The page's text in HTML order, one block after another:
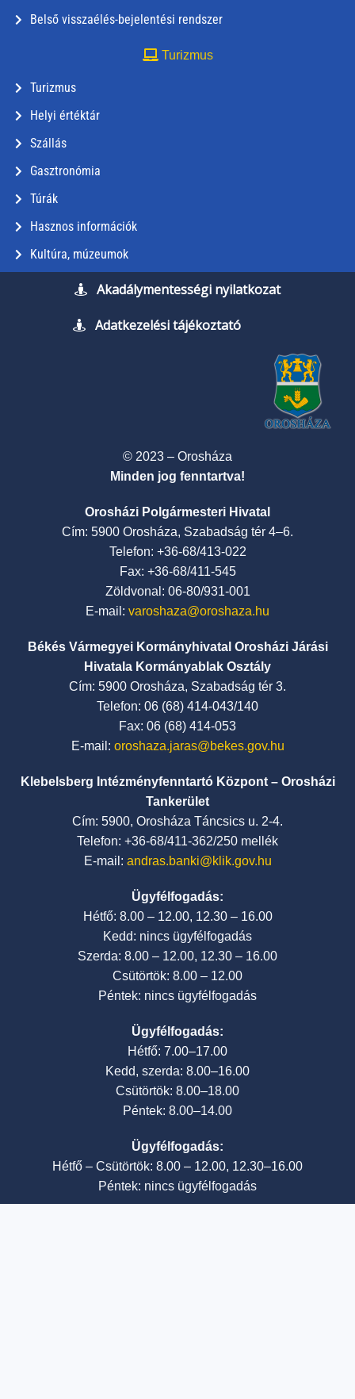
Belső visszaélés-bejelentési rendszer
Turizmus
Turizmus
Helyi értéktár
Szállás
Gasztronómia
Túrák
Hasznos információk
Kultúra, múzeumok
Akadálymentességi nyilatkozat
Adatkezelési tájékoztató
© 2023 – Orosháza
Minden jog fenntartva!
Orosházi Polgármesteri Hivatal
Cím: 5900 Orosháza, Szabadság tér 4–6.
Telefon: +36-68/413-022
Fax: +36-68/411-545
Zöldvonal: 06-80/931-001
E-mail: varoshaza@oroshaza.hu
Békés Vármegyei Kormányhivatal Orosházi Járási
Hivatala Kormányablak Osztály
Cím: 5900 Orosháza, Szabadság tér 3.
Telefon: 06 (68) 414-043/140
Fax: 06 (68) 414-053
E-mail: oroshaza.jaras@bekes.gov.hu
Klebelsberg Intézményfenntartó Központ – Orosházi
Tankerület
Cím: 5900, Orosháza Táncsics u. 2-4.
Telefon: +36-68/411-362/250 mellék
E-mail: andras.banki@klik.gov.hu
Ügyfélfogadás:
Hétfő: 8.00 – 12.00, 12.30 – 16.00
Kedd: nincs ügyfélfogadás
Szerda: 8.00 – 12.00, 12.30 – 16.00
Csütörtök: 8.00 – 12.00
Péntek: nincs ügyfélfogadás
Ügyfélfogadás:
Hétfő: 7.00–17.00
Kedd, szerda: 8.00–16.00
Csütörtök: 8.00–18.00
Péntek: 8.00–14.00
Ügyfélfogadás:
Hétfő – Csütörtök: 8.00 – 12.00, 12.30–16.00
Péntek: nincs ügyfélfogadás